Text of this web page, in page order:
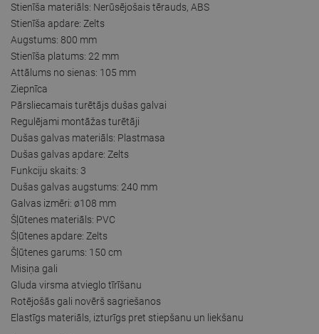
Stienīša materiāls: Nerūsējošais tērauds, ABS
Stienīša apdare: Zelts
Augstums: 800 mm
Stienīša platums: 22 mm
Attālums no sienas: 105 mm
Ziepnīca
Pārsliecamais turētājs dušas galvai
Regulējami montāžas turētāji
Dušas galvas materiāls: Plastmasa
Dušas galvas apdare: Zelts
Funkciju skaits: 3
Dušas galvas augstums: 240 mm
Galvas izmēri: ø108 mm
Šļūtenes materiāls: PVC
Šļūtenes apdare: Zelts
Šļūtenes garums: 150 cm
Misiņa gali
Gluda virsma atvieglo tīrīšanu
Rotējošās gali novērš sagriešanos
Elastīgs materiāls, izturīgs pret stiepšanu un liekšanu